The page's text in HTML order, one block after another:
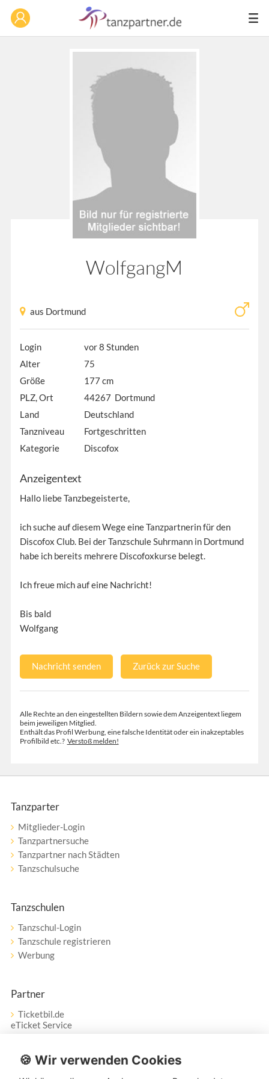
WolfgangM
aus Dortmund
Login
vor 8 Stunden
Alter
75
Größe
177 cm
PLZ, Ort
44267 Dortmund
Land
Deutschland
Tanzniveau
Fortgeschritten
Kategorie
Discofox
Anzeigentext
Hallo liebe Tanzbegeisterte,
ich suche auf diesem Wege eine Tanzpartnerin für den
Discofox Club. Bei der Tanzschule Suhrmann in Dortmund
habe ich bereits mehrere Discofoxkurse belegt.
Ich freue mich auf eine Nachricht!
Bis bald
Wolfgang
Nachricht senden Zurück zur Suche
Alle Rechte an den eingestellten Bildern sowie dem Anzeigentext liegem
beim jeweiligen Mitglied.
Enthält das Profil Werbung, eine falsche Identität oder ein inakzeptables
Profilbild etc.? Verstoß melden!
Tanzparter
Mitglieder-Login
Tanzpartnersuche
Tanzpartner nach Städten
Tanzschulsuche
Tanzschulen
Tanzschul-Login
Tanzschule registrieren
Werbung
Partner
Ticketbil.de
eTicket Service
Vertrag widerrufen
🍪 Wir verwenden Cookies